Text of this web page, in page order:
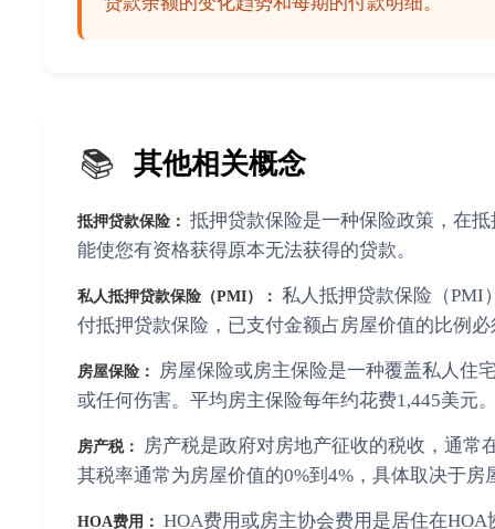
📚 其他相关概念
抵押贷款保险： 抵押贷款保险是一种保险政策，在
能使您有资格获得原本无法获得的贷款。
私人抵押贷款保险（PMI）： 私人抵押贷款保险（PMI
付抵押贷款保险，已支付金额占房屋价值的比例必
房屋保险：
房屋保险或房主保险是一种覆盖私人住
或任何伤害。平均房主保险每年约花费1,445美元
房产税：
房产税是政府对房地产征收的税收，通常
其税率通常为房屋价值的0%到4%，具体取决于房
HOA费用： HOA费用或房主协会费用是居住在